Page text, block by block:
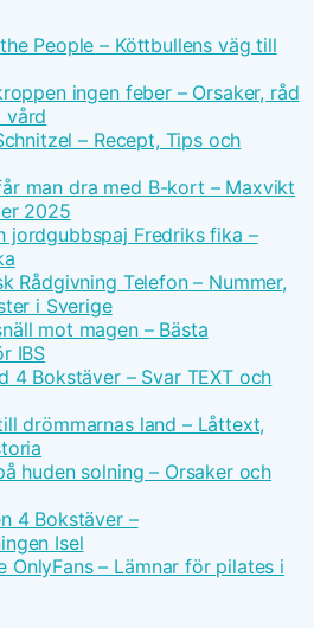
People – Köttbullens väg till
ingen feber – Orsaker, råd
vård
– Recept, Tips och
man dra med B-kort – Maxvikt
2025
jordgubbspaj Fredriks fika –
Rådgivning Telefon – Nummer,
i Sverige
mot magen – Bästa
IBS
4 Bokstäver – Svar TEXT och
drömmarnas land – Låttext,
huden solning – Orsaker och
4 Bokstäver –
Isel
OnlyFans – Lämnar för pilates i